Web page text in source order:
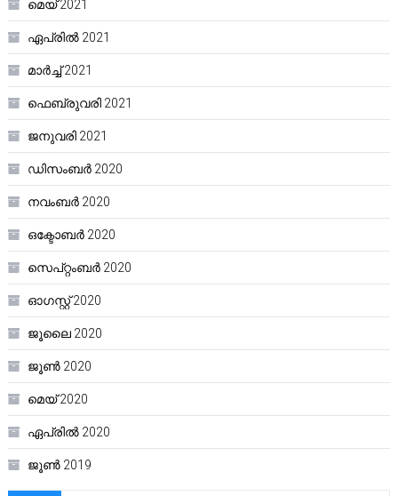
മെയ്‌ 2021
ഏപ്രിൽ 2021
മാർച്ച്‌ 2021
ഫെബ്രുവരി 2021
ജനുവരി 2021
ഡിസംബർ 2020
നവംബർ 2020
ഒക്ടോബർ 2020
സെപ്റ്റംബർ 2020
ഓഗസ്റ്റ്‌ 2020
ജൂലൈ 2020
ജൂൺ 2020
മെയ്‌ 2020
ഏപ്രിൽ 2020
ജൂൺ 2019